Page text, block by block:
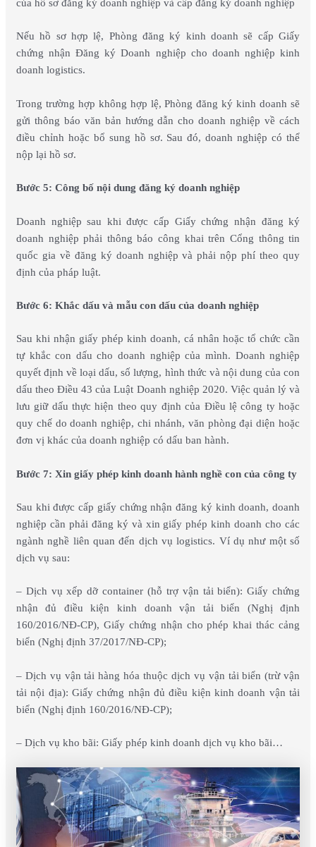
của hồ sơ đăng ký doanh nghiệp và cấp đăng ký doanh nghiệp
Nếu hồ sơ hợp lệ, Phòng đăng ký kinh doanh sẽ cấp Giấy
chứng nhận Đăng ký Doanh nghiệp cho doanh nghiệp kinh
doanh logistics.
Trong trường hợp không hợp lệ, Phòng đăng ký kinh doanh sẽ
gửi thông báo văn bản hướng dẫn cho doanh nghiệp về cách
điều chỉnh hoặc bổ sung hồ sơ. Sau đó, doanh nghiệp có thể
nộp lại hồ sơ.
Bước 5: Công bố nội dung đăng ký doanh nghiệp
Doanh nghiệp sau khi được cấp Giấy chứng nhận đăng ký
doanh nghiệp phải thông báo công khai trên Cổng thông tin
quốc gia về đăng ký doanh nghiệp và phải nộp phí theo quy
định của pháp luật.
Bước 6: Khắc dấu và mẫu con dấu của doanh nghiệp
Sau khi nhận giấy phép kinh doanh, cá nhân hoặc tổ chức cần
tự khắc con dấu cho doanh nghiệp của mình. Doanh nghiệp
quyết định về loại dấu, số lượng, hình thức và nội dung của con
dấu theo Điều 43 của Luật Doanh nghiệp 2020. Việc quản lý và
lưu giữ dấu thực hiện theo quy định của Điều lệ công ty hoặc
quy chế do doanh nghiệp, chi nhánh, văn phòng đại diện hoặc
đơn vị khác của doanh nghiệp có dấu ban hành.
Bước 7: Xin giấy phép kinh doanh hành nghề con của công ty
Sau khi được cấp giấy chứng nhận đăng ký kinh doanh, doanh
nghiệp cần phải đăng ký và xin giấy phép kinh doanh cho các
ngành nghề liên quan đến dịch vụ logistics. Ví dụ như một số
dịch vụ sau:
– Dịch vụ xếp dỡ container (hỗ trợ vận tải biển): Giấy chứng
nhận đủ điều kiện kinh doanh vận tải biển (Nghị định
160/2016/NĐ-CP), Giấy chứng nhận cho phép khai thác cảng
biển (Nghị định 37/2017/NĐ-CP);
– Dịch vụ vận tải hàng hóa thuộc dịch vụ vận tải biển (trừ vận
tải nội địa): Giấy chứng nhận đủ điều kiện kinh doanh vận tải
biển (Nghị định 160/2016/NĐ-CP);
– Dịch vụ kho bãi: Giấy phép kinh doanh dịch vụ kho bãi…